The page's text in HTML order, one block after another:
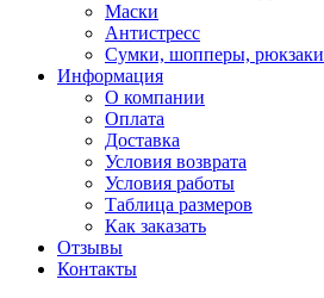
Маски
Антистресс
Сумки, шопперы, рюкзаки
Информация
О компании
Оплата
Доставка
Условия возврата
Условия работы
Таблица размеров
Как заказать
Отзывы
Контакты